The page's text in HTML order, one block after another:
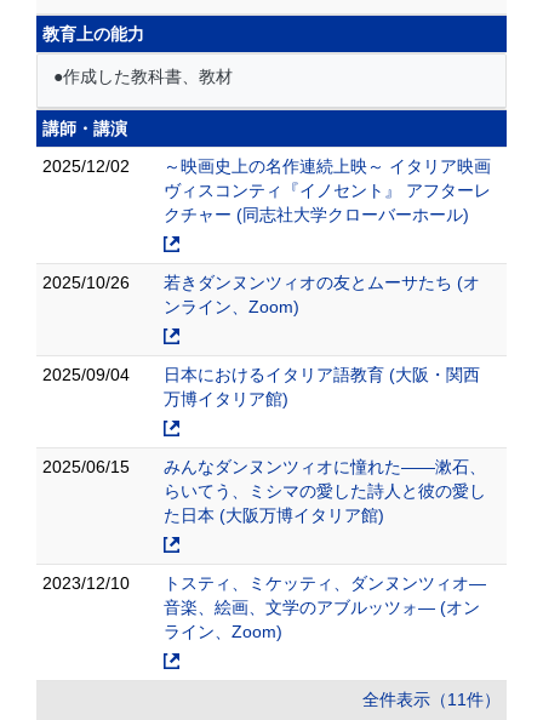
教育上の能力
●作成した教科書、教材
講師・講演
2025/12/02
～映画史上の名作連続上映～ イタリア映画
ヴィスコンティ『イノセント』 アフターレ
クチャー (同志社大学クローバーホール)
2025/10/26
若きダンヌンツィオの友とムーサたち (オ
ンライン、Zoom)
2025/09/04
日本におけるイタリア語教育 (大阪・関西
万博イタリア館)
2025/06/15
みんなダンヌンツィオに憧れた――漱石、
らいてう、ミシマの愛した詩人と彼の愛し
た日本 (大阪万博イタリア館)
2023/12/10
トスティ、ミケッティ、ダンヌンツィオ―
音楽、絵画、文学のアブルッツォ― (オン
ライン、Zoom)
全件表示（11件）